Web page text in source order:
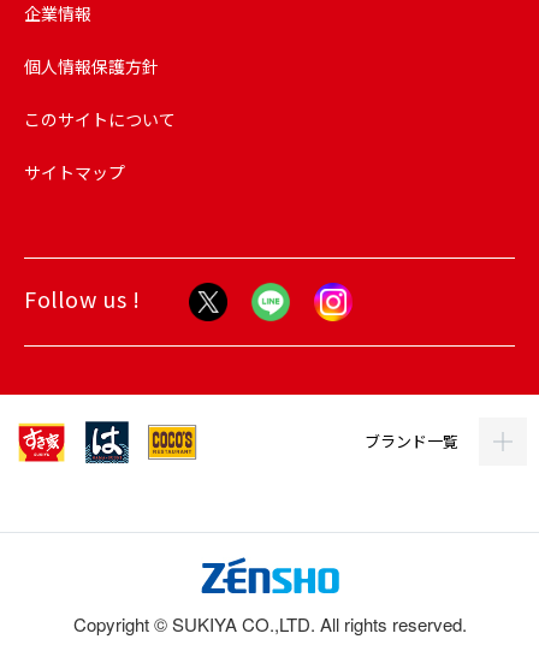
企業情報
個人情報保護方針
このサイトについて
サイトマップ
Follow us !
ブランド一覧
Copyright © SUKIYA CO.,LTD. All rights reserved.